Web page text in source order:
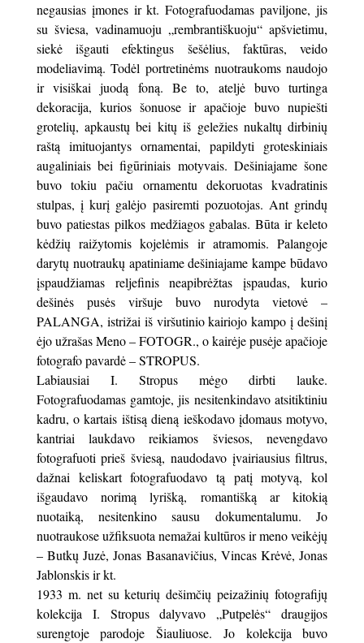
negausias įmones ir kt. Fotografuodamas paviljone, jis
su šviesa, vadinamuoju „rembrantiškuoju“ apšvietimu,
siekė išgauti efektingus šešėlius, faktūras, veido
modeliavimą. Todėl portretinėms nuotraukoms naudojo
ir visiškai juodą foną. Be to, ateljė buvo turtinga
dekoracija, kurios šonuose ir apačioje buvo nupiešti
grotelių, apkaustų bei kitų iš geležies nukaltų dirbinių
raštą imituojantys ornamentai, papildyti groteskiniais
augaliniais bei figūriniais motyvais. Dešiniajame šone
buvo tokiu pačiu ornamentu dekoruotas kvadratinis
stulpas, į kurį galėjo pasiremti pozuotojas. Ant grindų
buvo patiestas pilkos medžiagos gabalas. Būta ir keleto
kėdžių raižytomis kojelėmis ir atramomis. Palangoje
darytų nuotraukų apatiniame dešiniajame kampe būdavo
įspaudžiamas reljefinis neapibrėžtas įspaudas, kurio
dešinės pusės viršuje buvo nurodyta vietovė –
PALANGA, istrižai iš viršutinio kairiojo kampo į dešinį
ėjo užrašas Meno – FOTOGR., o kairėje pusėje apačioje
fotografo pavardė – STROPUS.
Labiausiai I. Stropus mėgo dirbti lauke.
Fotografuodamas gamtoje, jis nesitenkindavo atsitiktiniu
kadru, o kartais ištisą dieną ieškodavo įdomaus motyvo,
kantriai laukdavo reikiamos šviesos, nevengdavo
fotografuoti prieš šviesą, naudodavo įvairiausius filtrus,
dažnai keliskart fotografuodavo tą patį motyvą, kol
išgaudavo norimą lyrišką, romantišką ar kitokią
nuotaiką, nesitenkino sausu dokumentalumu. Jo
nuotraukose užfiksuota nemažai kultūros ir meno veikėjų
– Butkų Juzė, Jonas Basanavičius, Vincas Krėvė, Jonas
Jablonskis ir kt.
1933 m. net su keturių dešimčių peizažinių fotografijų
kolekcija I. Stropus dalyvavo „Putpelės“ draugijos
surengtoje parodoje Šiauliuose. Jo kolekcija buvo